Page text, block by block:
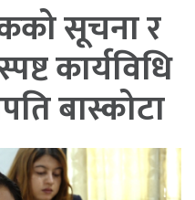
सूचना र
कार्यविधि
बास्कोटा